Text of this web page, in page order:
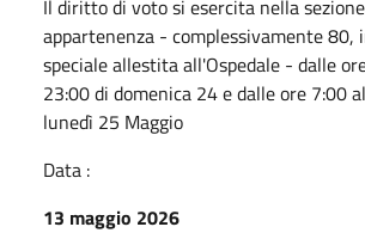
Il diritto di voto si esercita nella
appartenenza - complessivamente 80,
speciale allestita all'Ospedale - dalle
23:00 di domenica 24 e dalle ore 7:00
lunedì 25 Maggio
Data :
13 maggio 2026